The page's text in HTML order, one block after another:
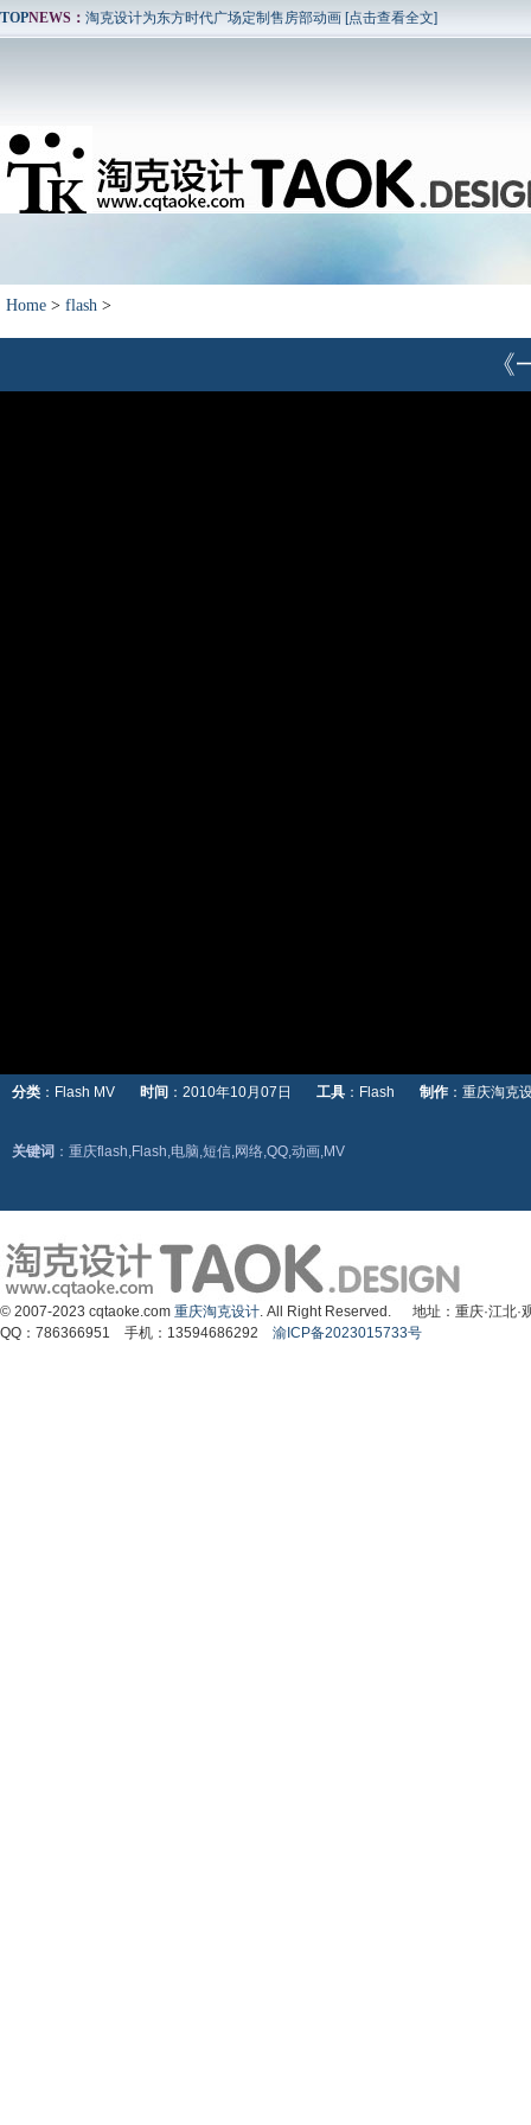
TOPNEWS： 淘克设计为东方时代广场定制售房部动画 [点击查看全文]
重庆淘克设计为重庆三力电梯有限公司服务，设计企业宣传片。 [点击
淘克设计为泰丰国际城定制售房部动画[点击查看全文]
重庆淘克设计与重庆仁安龙城国际合作，完成项目宣传片，并在影院
重庆淘克设计与中科院合作，创作云博会展览动画，获得好评！ [点击
重庆淘克设计与诺基亚西门子合作，开发ipad界面，应用于基站动画演
重庆淘克设计为重庆三力电梯有限公司服务，设计企业宣传片。 [点击
Home > flash >
分类 ：Flash MV 时间 ：2010年10月07日 工具 ：Flash 制作 ：重庆淘
关键词 ：重庆flash,Flash,电脑,短信,网络,QQ,动画,MV
© 2007-2023 cqtaoke.com 重庆淘克设计. All Right Reserved. 地址：重庆·江
QQ：786366951 手机：13594686292 渝ICP备2023015733号